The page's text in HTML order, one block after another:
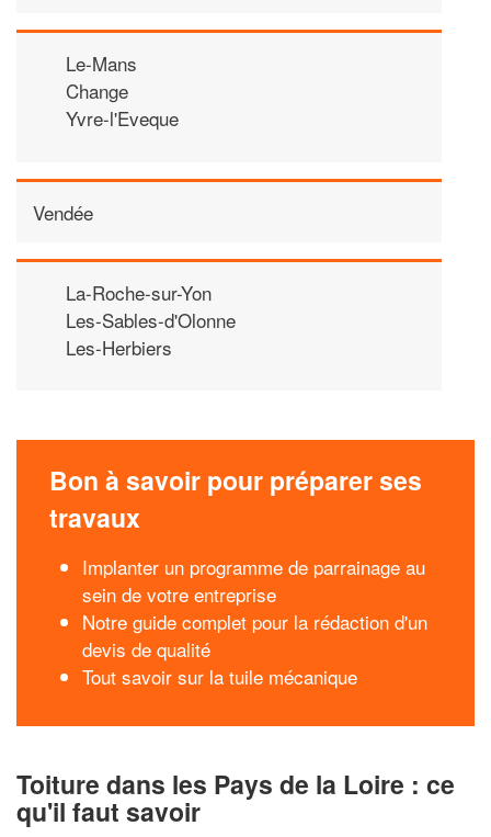
Le-Mans
Change
Yvre-l'Eveque
Vendée
La-Roche-sur-Yon
Les-Sables-d'Olonne
Les-Herbiers
Bon à savoir pour préparer ses
travaux
Implanter un programme de parrainage au
sein de votre entreprise
Notre guide complet pour la rédaction d'un
devis de qualité
Tout savoir sur la tuile mécanique
Toiture dans les Pays de la Loire : ce
qu'il faut savoir